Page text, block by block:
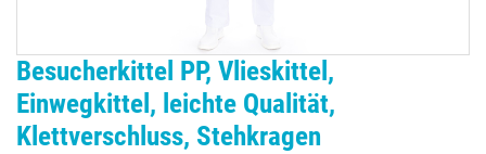
Besucherkittel PP, Vlieskittel,
Einwegkittel, leichte Qualität,
Klettverschluss, Stehkragen